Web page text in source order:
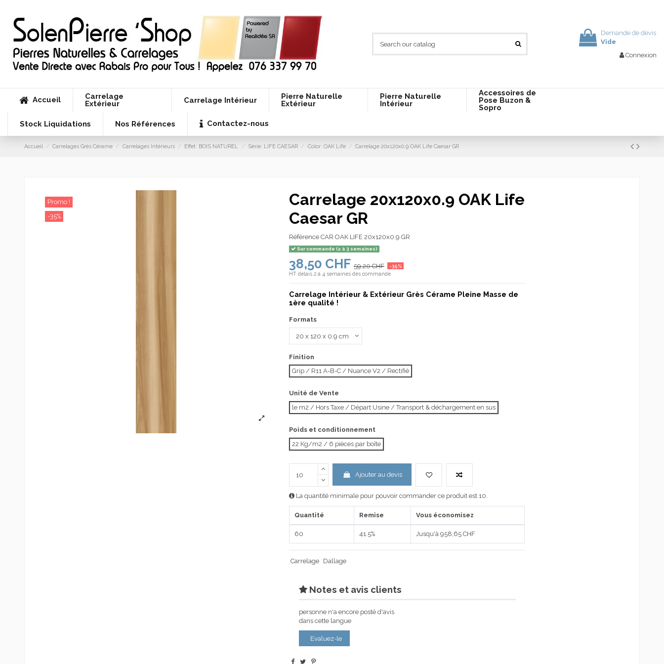
Demande de devis
Vide
Connexion
Accueil
Carrelage
Extérieur
Carrelage Intérieur
Pierre Naturelle
Extérieur
Pierre Naturelle
Intérieur
Accessoires de
Pose Buzon &
Sopro
Stock Liquidations
Nos Références Contactez-nous
Accueil Carrelages Grès Cérame Carrelages Intérieurs Effet: BOIS NATUREL Série: LIFE CAESAR Color: OAK Life Carrelage 20x120x0.9 OAK Life Caesar GR
Promo !
-35%
Carrelage 20x120x0.9 OAK Life
Caesar GR
Référence CAR OAK LIFE 20x120x0.9 GR
Sur commande (2 à 3 semaines)
38,50 CHF 59,20 CHF -35%
HTdélais 2 à 4 semaines dès commande
Carrelage Intérieur & Extérieur Grès Cérame Pleine Masse de
1ère qualité !
Formats
Finition
Grip / R11 A-B-C / Nuance V2 / Rectifié
Unité de Vente
le m2 / Hors Taxe / Départ Usine / Transport & déchargement en sus
Poids et conditionnement
22 Kg/m2 / 6 pièces par boîte
Ajouter au devis
La quantité minimale pour pouvoir commander ce produit est 10.
Quantité Remise Vous économisez
60 41.5% Jusqu'à 958,65 CHF
Carrelage Dallage
Notes et avis clients
personne n'a encore posté d'avis
dans cette langue
Evaluez-le